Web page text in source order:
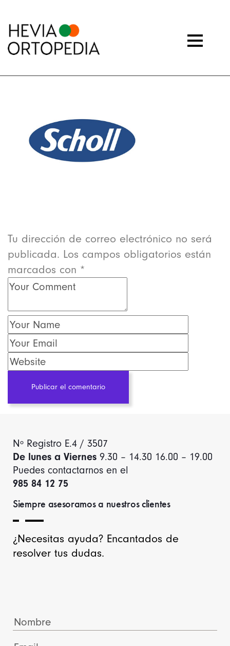
scholl
Tu dirección de correo electrónico no será
publicada. Los campos obligatorios están
marcados con *
Publicar el comentario
Nº Registro E.4 / 3507
De lunes a Viernes 9.30 – 14.30 16.00 – 19.00
Puedes contactarnos en el
985 84 12 75
Siempre asesoramos a nuestros clientes
¿Necesitas ayuda? Encantados de
resolver tus dudas.